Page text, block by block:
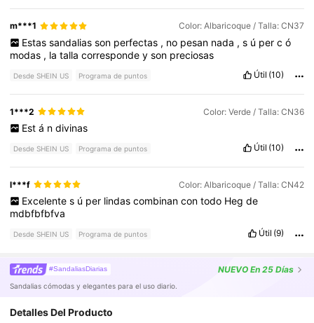
m***1 Color: Albaricoque / Talla: CN37
Estas sandalias son perfectas , no pesan nada , s ú per c ó
modas , latallacorrespondeyson preciosas
Desde SHEIN US Programa de puntos Útil (10)
1***2 Color: Verde / Talla: CN36
Est á n divinas
Desde SHEIN US Programa de puntos Útil (10)
l***f Color: Albaricoque / Talla: CN42
Excelente s ú per lindas combinan con todo Heg de
mdbfbfbfva
Desde SHEIN US Programa de puntos Útil (9)
#SandaliasDiarias NUEVO En 25 Días
Sandalias cómodas y elegantes para el uso diario.
Detalles Del Producto